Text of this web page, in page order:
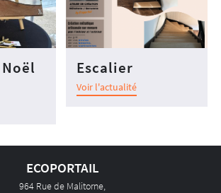
INSCRIPTION
Escalier
Voir l'actualité
ECOPORTAIL
964 Rue de Malitorne,